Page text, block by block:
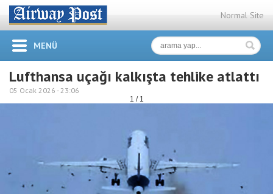
Normal Site
MENÜ
Lufthansa uçağı kalkışta tehlike atlattı
05 Ocak 2026 -23:06
1 / 1